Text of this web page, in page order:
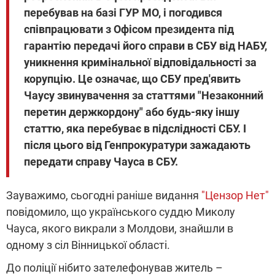
перебував на базі ГУР МО, і погодився
співпрацювати з Офісом президента під
гарантію передачі його справи в СБУ від НАБУ,
уникнення кримінальної відповідальності за
корупцію. Це означає, що СБУ пред'явить
Чаусу звинувачення за статтями "Незаконний
перетин держкордону" або будь-яку іншу
статтю, яка перебуває в підслідності СБУ. І
після цього від Генпрокуратури зажадають
передати справу Чауса в СБУ.
Зауважимо, сьогодні раніше видання "Цензор Нет"
повідомило, що українського суддю Миколу
Чауса, якого викрали з Молдови, знайшли в
одному з сіл Вінницької області.
До поліції нібито зателефонував житель –